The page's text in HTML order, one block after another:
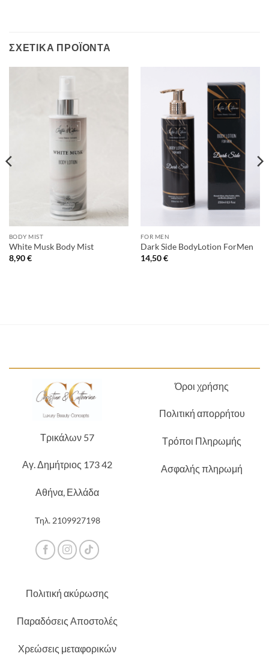
ΣΧΕΤΙΚΆ ΠΡΟΪΌΝΤΑ
BODY MIST
White Musk Body Mist
8,90€
FOR MEN
Dark Side BodyLotion ForMen
14,50€
Τρικάλων 57
Αγ. Δημήτριος 173 42
Αθήνα, Ελλάδα
Τηλ. 2109927198
Όροι χρήσης
Πολιτική απορρήτου
Τρόποι Πληρωμής
Ασφαλής πληρωμή
Πολιτική ακύρωσης
Παραδόσεις Αποστολές
Χρεώσεις μεταφορικών